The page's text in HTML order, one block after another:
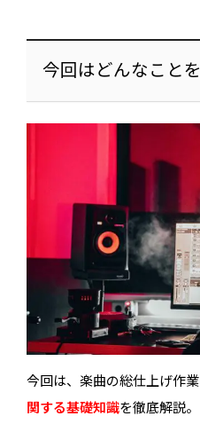
今回はどんなこと
今回は、楽曲の総仕上げ作
関する基礎知識を徹底解説。